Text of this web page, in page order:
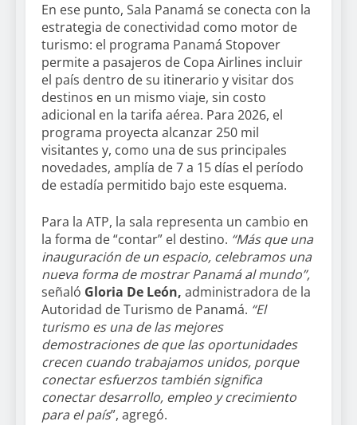
En ese punto, Sala Panamá se conecta con la
estrategia de conectividad como motor de
turismo: el programa Panamá Stopover
permite a pasajeros de Copa Airlines incluir
el país dentro de su itinerario y visitar dos
destinos en un mismo viaje, sin costo
adicional en la tarifa aérea. Para 2026, el
programa proyecta alcanzar 250 mil
visitantes y, como una de sus principales
novedades, amplía de 7 a 15 días el período
de estadía permitido bajo este esquema.
Para la ATP, la sala representa un cambio en
la forma de “contar” el destino. “Más que una
inauguración de un espacio, celebramos una
nueva forma de mostrar Panamá al mundo”,
señaló Gloria De León, administradora de la
Autoridad de Turismo de Panamá. “El
turismo es una de las mejores
demostraciones de que las oportunidades
crecen cuando trabajamos unidos, porque
conectar esfuerzos también significa
conectar desarrollo, empleo y crecimiento
para el país”, agregó.